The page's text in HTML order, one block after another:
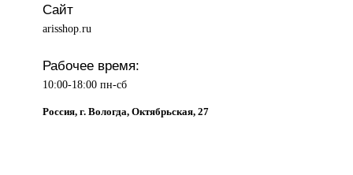
Сайт
arisshop.ru
Рабочее время:
10:00-18:00 пн-сб
Россия, г. Вологда, Октябрьская, 27